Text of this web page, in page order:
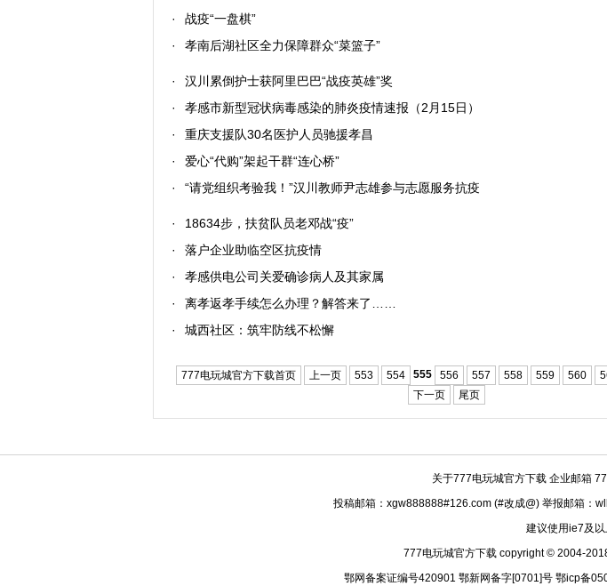
·
战疫“一盘棋”
· 孝南后湖社区全力保障群众“菜篮子”
·
汉川累倒护士获阿里巴巴“战疫英雄”奖
·
孝感市新型冠状病毒感染的肺炎疫情速报（2月15日）
·
重庆支援队30名医护人员驰援孝昌
·
爱心“代购”架起干群“连心桥”
· “请党组织考验我！”汉川教师尹志雄参与志愿服务抗疫
·
18634步，扶贫队员老邓战“疫”
·
落户企业助临空区抗疫情
·
孝感供电公司关爱确诊病人及其家属
·
离孝返孝手续怎么办理？解答来了……
· 城西社区：筑牢防线不松懈
777电玩城官方下载首页 上一页 553 554 555 556 557 558 559 560
下一页
尾页
关于777电玩城官方下载 企业邮箱
投稿邮箱：xgw888888#126.com (#改成@) 举报邮箱：
建议使用ie7及
777电玩城官方下载 copyright © 2004-
鄂网备案证编号420901 鄂新网备字[0701]号 鄂icp备